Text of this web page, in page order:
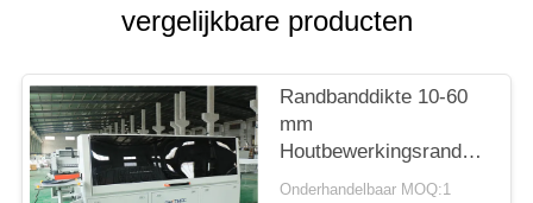
SITEMAP
PRIVACY
POLICY
vergelijkbare producten
Randbanddikte 10-60
mm
voor continue werking
Onderhandelbaar MOQ:1